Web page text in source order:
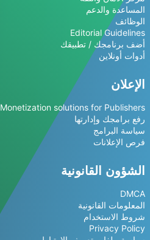
المساعدة والدعم
الوظائف
Editorial Guidelines
أضف برنامجك / تطبيقك
أدوات أونلاين
الإعلان
Monetization solutions for Publishers
رفع برامجك وإدارتها
سياسة البرامج
فرص الإعلانات
الشؤون القانونية
DMCA
المعلومات القانونية
شروط الاستخدام
Privacy Policy